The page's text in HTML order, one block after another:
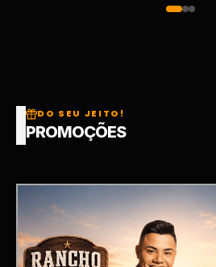
DO SEU JEITO!
PROMOÇÕES